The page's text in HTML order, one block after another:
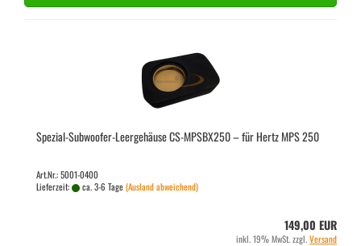
Spezial-​​Subwoofer-​Leergehäuse CS-​MPSBX250 – für Hertz MPS 250
Art.Nr.: 5001-0400
Lieferzeit:
ca. 3-6 Tage(Ausland abweichend)
149,00 EUR
inkl. 19% MwSt. zzgl.Versand